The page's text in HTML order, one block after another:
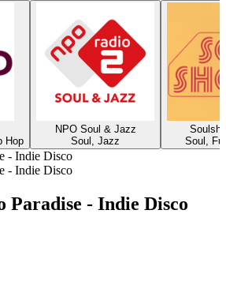
Hop
NPO Soul & Jazz
Soul, Jazz
Soul,
- Indie Disco
- Indie Disco
Paradise - Indie Disco